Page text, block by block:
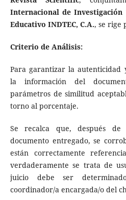
Internacional de
Educativo INDTEC, C.A., se rige
Criterio de Análisis:
Para garantizar la autenticidad
la información del
parámetros de similitud
torno al porcentaje.
Se recalca que, después de
documento entregado, se
están correctamente
verdaderamente se trata de
juicio debe ser
coordinador/a encargada/o del